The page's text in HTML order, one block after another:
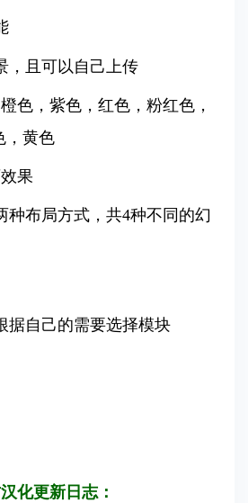
，且可以自己上传
色，紫色，红色，粉红色，
，黄色
果
种布局方式，共4种不同的幻
据自己的需要选择模块
化更新日志：